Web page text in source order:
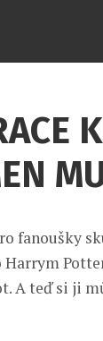
fanoušky
A teď si ji